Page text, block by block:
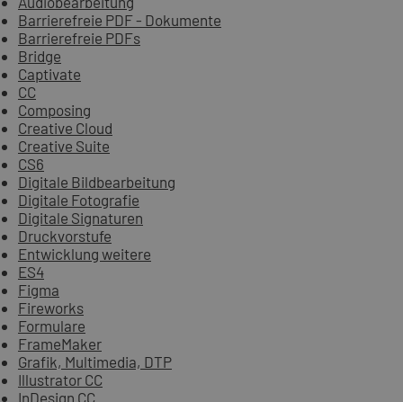
Barrierefreie PDF - Dokumente
Barrierefreie PDFs
Bridge
Captivate
CC
Composing
Creative Cloud
Creative Suite
CS6
Digitale Bildbearbeitung
Digitale Fotografie
Digitale Signaturen
Druckvorstufe
Entwicklung weitere
ES4
Figma
Fireworks
Formulare
FrameMaker
Grafik, Multimedia, DTP
Illustrator CC
InDesign CC